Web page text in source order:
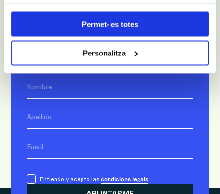
Permet-les totes
Personalitza
todo el entretenimiento más
auténtico de Barcelona
Nombre
Apellido
Email
Entiendo y acepto lascondicions legals